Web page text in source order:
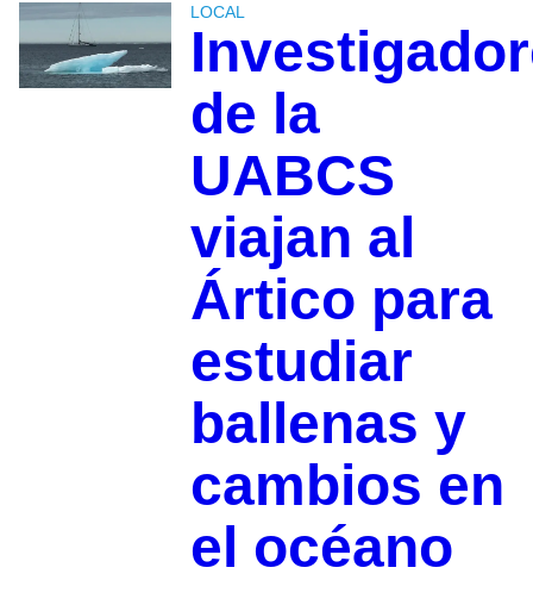
LOCAL
de la
UABCS
viajan al
Ártico para
estudiar
ballenas y
cambios en
el océano